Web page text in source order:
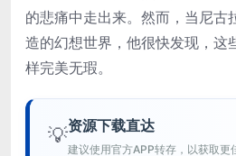
的悲痛中走出来。然而，当尼古
造的幻想世界，他很快发现，这
样完美无瑕。
💡资源下载直达
建议使用官方APP转存，以获取更